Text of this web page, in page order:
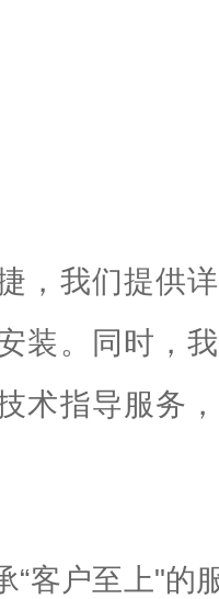
，我们提供
装。同时，
术指导服务
“客户至上"的